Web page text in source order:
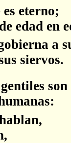
eterno;
edad en
a
siervos.